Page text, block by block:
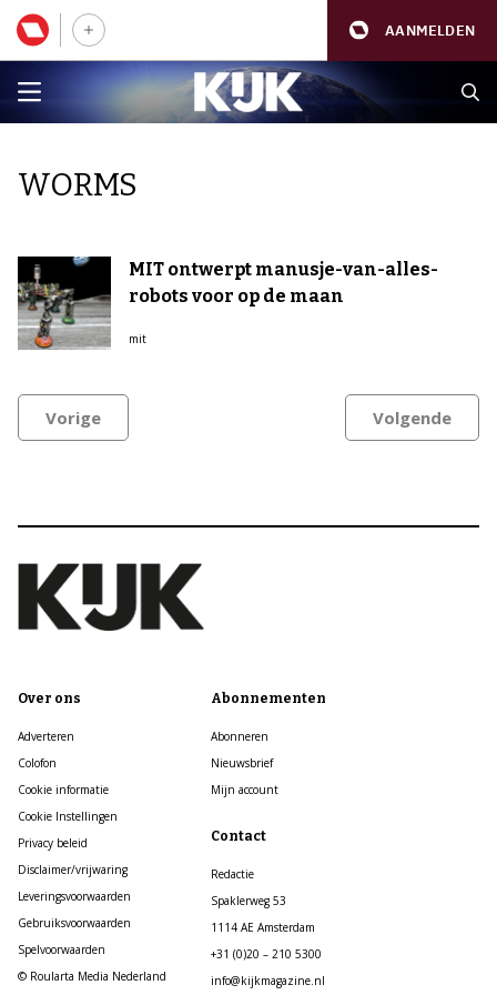
AANMELDEN
WORMS
MIT ontwerpt manusje-van-alles-
robots voor op de maan
mit
Vorige Volgende
Over ons
Adverteren
Colofon
Cookie informatie
Cookie Instellingen
Privacy beleid
Disclaimer/vrijwaring
Leveringsvoorwaarden
Gebruiksvoorwaarden
Spelvoorwaarden
© Roularta Media Nederland
Abonnementen
Abonneren
Nieuwsbrief
Mijn account
Contact
Redactie
Spaklerweg 53
1114 AE Amsterdam
+31 (0)20 – 210 5300
info@kijkmagazine.nl